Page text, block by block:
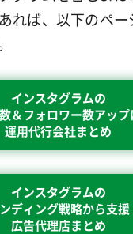
れば、以下のペ
インスタグラムの
＆フォロワー数アップ
運用代行会社まとめ
インスタグラムの
ディング戦略から支援
広告代理店まとめ